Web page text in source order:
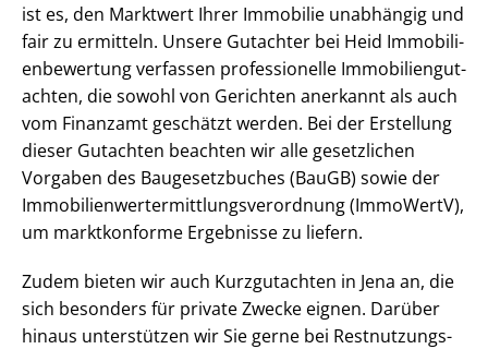
ist es, den Marktwert Ihrer Immobilie unabhängig und
fair zu ermitteln. Unsere Gutachter bei Heid Im­mo­bi­li­
en­be­wer­tung verfassen professionelle Im­mo­bi­li­en­gut­
ach­ten, die sowohl von Gerichten anerkannt als auch
vom Finanzamt geschätzt werden. Bei der Erstellung
dieser Gutachten beachten wir alle gesetzlichen
Vorgaben des Baugesetzbuches (BauGB) sowie der
Im­mo­bi­li­en­wert­ermitt­lungs­ver­ord­nung (ImmoWertV),
um marktkonforme Ergebnisse zu liefern.
Zudem bieten wir auch Kurzgutachten in Jena an, die
sich besonders für private Zwecke eignen. Darüber
hinaus unterstützen wir Sie gerne bei Rest­nut­zungs­